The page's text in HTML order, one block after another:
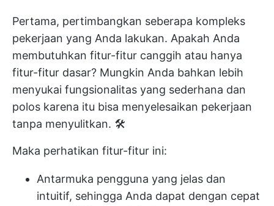
Pertama, pertimbangkan seberapa kompleks
pekerjaan yang Anda lakukan. Apakah Anda
membutuhkan fitur-fitur canggih atau hanya
fitur-fitur dasar? Mungkin Anda bahkan lebih
menyukai fungsionalitas yang sederhana dan
polos karena itu bisa menyelesaikan pekerjaan
tanpa menyulitkan. 🛠️
Maka perhatikan fitur-fitur ini:
Antarmuka pengguna yang jelas dan
intuitif, sehingga Anda dapat dengan cepat